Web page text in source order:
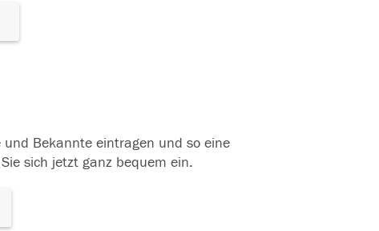
Bekannte eintragen und so eine
sich jetzt ganz bequem ein.